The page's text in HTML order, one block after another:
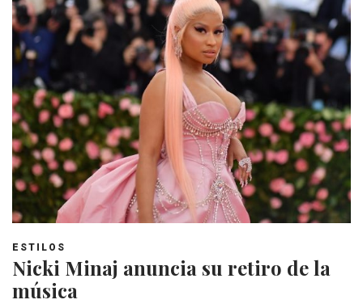
ESTILOS
Nicki Minaj anuncia su retiro de la
música